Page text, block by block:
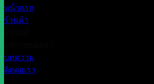
หน้าแรก
ร้านค้า
บทความ
ติดต่อเรา